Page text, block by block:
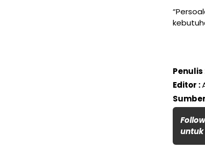
Penulis
Editor :
untuk